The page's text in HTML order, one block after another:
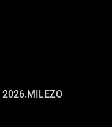
2026.MILEZO